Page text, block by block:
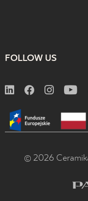
FOLLOW US
© 2026